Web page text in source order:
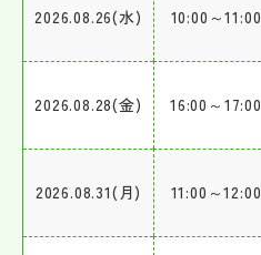
2026.08.26(水) 10:00～11:00
2026.08.28(金) 16:00～17:00
2026.08.31(月) 11:00～12:00